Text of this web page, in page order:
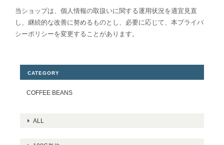
当ショップは、個人情報の取扱いに関する運用状況を適宜見直
し、継続的な改善に努めるものとし、必要に応じて、本プライバ
シーポリシーを変更することがあります。
CATEGORY
COFFEE BEANS
ALL